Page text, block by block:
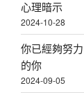
心理暗示
2024-10-28
你已經夠努
的你
2024-09-05